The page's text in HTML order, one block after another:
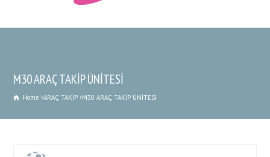
M30 ARAÇ TAKİP ÜNİTESİ
Home ARAÇ TAKİP M30 ARAÇ TAKİP ÜNİTESİ